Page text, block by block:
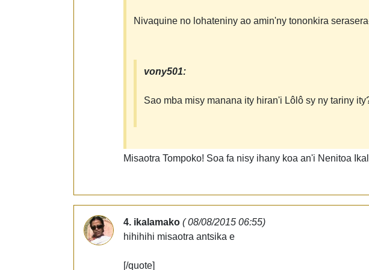
Nivaquine no lohateniny ao amin'ny tononkira
vony501:
Sao mba misy manana ity hiran'i Lôlô sy ny tariny
Misaotra Tompoko! Soa fa nisy ihany koa an'i Nenitoa
4. ikalamako ( 08/08/2015 06:55)
hihihihi misaotra antsika e
[/quote]